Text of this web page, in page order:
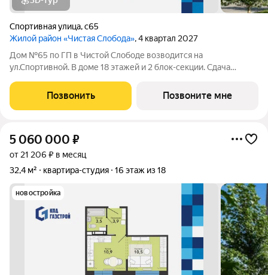
Спортивная улица,с65
Жилой район «Чистая Слобода», 4 квартал 2027
Дом №65 по ГП в Чистой Слободе возводится на
ул.Спортивной. В доме 18 этажей и 2 блок-секции. Сдача
жителей в доме предусмотрены: видеонаблюдение в местах
общего пользования и во дворе,
Позвонить Позвоните мне
5 060 000 ₽
от 21 206 ₽ в месяц
32,4 м²
квартира-студия 16 этаж из 18
новостройка